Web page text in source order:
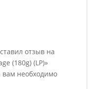
отзыв на
(180g) (LP)»
вам необходимо